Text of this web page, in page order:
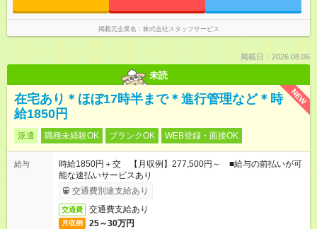
掲載元企業名 株式会社スタッフサービス
掲載日：2026.08.06
未読
NEW
在宅あり＊ほぼ17時半まで＊進行管理など＊時
給1850円
派遣 職種未経験OK ブランクOK WEB登録・面接OK
給与
時給1850円＋交 【月収例】277,500円～ ■給与の前払いが可
能な速払いサービスあり
交通費別途支給あり
交通費 交通費支給あり
月収例 25～30万円